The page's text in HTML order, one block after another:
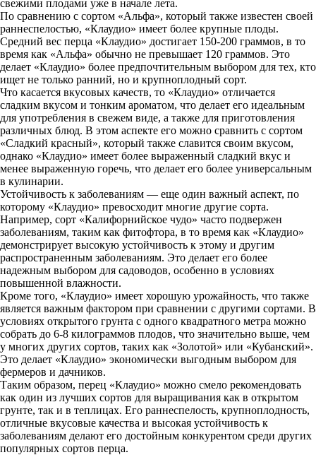
свежими плодами уже в начале лета.
По сравнению с сортом «Альфа», который также известен своей
раннеспелостью, «Клаудио» имеет более крупные плоды.
Средний вес перца «Клаудио» достигает 150-200 граммов, в то
время как «Альфа» обычно не превышает 120 граммов. Это
делает «Клаудио» более предпочтительным выбором для тех, кто
ищет не только ранний, но и крупноплодный сорт.
Что касается вкусовых качеств, то «Клаудио» отличается
сладким вкусом и тонким ароматом, что делает его идеальным
для употребления в свежем виде, а также для приготовления
различных блюд. В этом аспекте его можно сравнить с сортом
«Сладкий красный», который также славится своим вкусом,
однако «Клаудио» имеет более выраженный сладкий вкус и
менее выраженную горечь, что делает его более универсальным
в кулинарии.
Устойчивость к заболеваниям — еще один важный аспект, по
которому «Клаудио» превосходит многие другие сорта.
Например, сорт «Калифорнийское чудо» часто подвержен
заболеваниям, таким как фитофтора, в то время как «Клаудио»
демонстрирует высокую устойчивость к этому и другим
распространенным заболеваниям. Это делает его более
надежным выбором для садоводов, особенно в условиях
повышенной влажности.
Кроме того, «Клаудио» имеет хорошую урожайность, что также
является важным фактором при сравнении с другими сортами. В
условиях открытого грунта с одного квадратного метра можно
собрать до 6-8 килограммов плодов, что значительно выше, чем
у многих других сортов, таких как «Золотой» или «Кубанский».
Это делает «Клаудио» экономически выгодным выбором для
фермеров и дачников.
Таким образом, перец «Клаудио» можно смело рекомендовать
как один из лучших сортов для выращивания как в открытом
грунте, так и в теплицах. Его раннеспелость, крупноплодность,
отличные вкусовые качества и высокая устойчивость к
заболеваниям делают его достойным конкурентом среди других
популярных сортов перца.